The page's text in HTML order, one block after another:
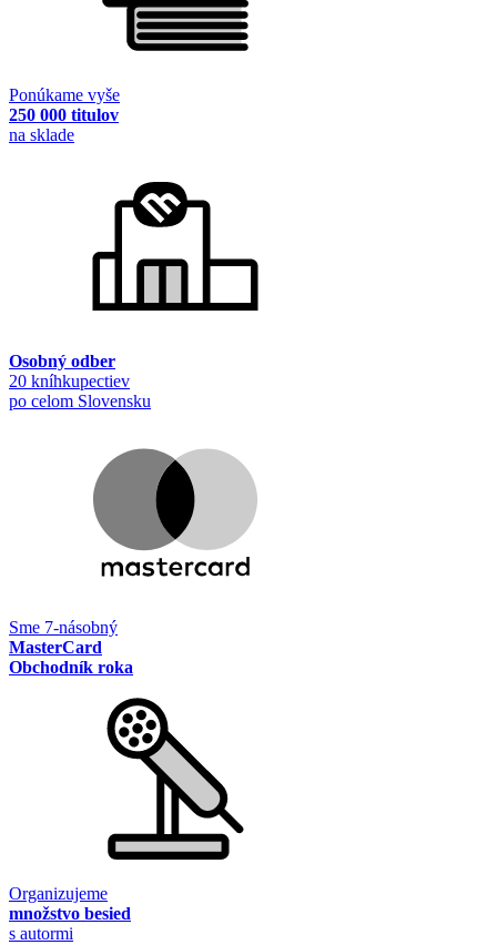
Ponúkame vyše
250 000 titulov
na sklade
Osobný odber
20 kníhkupectiev
po celom Slovensku
Sme 7-násobný
MasterCard
Obchodník roka
Organizujeme
množstvo besied
s autormi